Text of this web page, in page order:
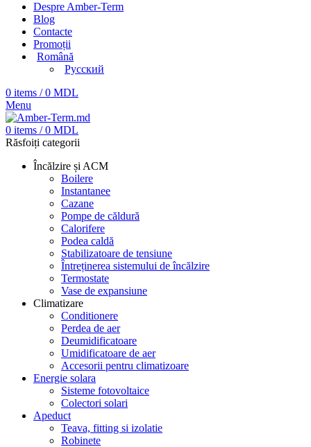
Despre Amber-Term
Blog
Contacte
Promoții
Română
Русский
0 items / 0 MDL
Menu
0 items / 0 MDL
Răsfoiți categorii
Încălzire și ACM
Boilere
Instantanee
Cazane
Pompe de căldură
Calorifere
Podea caldă
Stabilizatoare de tensiune
Întreținerea sistemului de încălzire
Termostate
Vase de expansiune
Climatizare
Conditionere
Perdea de aer
Deumidificatoare
Umidificatoare de aer
Accesorii pentru climatizoare
Energie solara
Sisteme fotovoltaice
Colectori solari
Apeduct
Teava, fitting si izolatie
Robinete